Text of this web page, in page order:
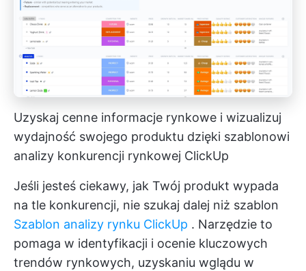
Uzyskaj cenne informacje rynkowe i wizualizuj
wydajność swojego produktu dzięki szablonowi
analizy konkurencji rynkowej ClickUp
Jeśli jesteś ciekawy, jak Twój produkt wypada
na tle konkurencji, nie szukaj dalej niż szablon
Szablon analizy rynku ClickUp . Narzędzie to
pomaga w identyfikacji i ocenie kluczowych
trendów rynkowych, uzyskaniu wglądu w